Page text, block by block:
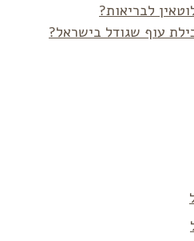
לבריאות?
עוף שגודל בישראל?